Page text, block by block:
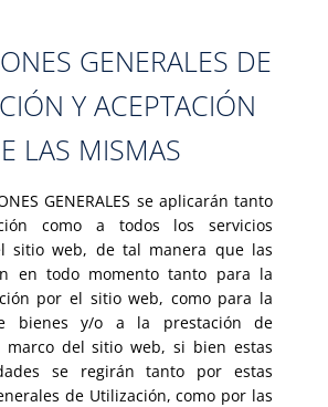
GENERALES DE
Y ACEPTACIÓN
LAS MISMAS
GENERALES se aplicarán tanto
como a todos los servicios
sitio web, de tal manera que las
en todo momento tanto para la
por el sitio web, como para la
bienes y/o a la prestación de
marco del sitio web, si bien estas
se regirán tanto por estas
de Utilización, como por las